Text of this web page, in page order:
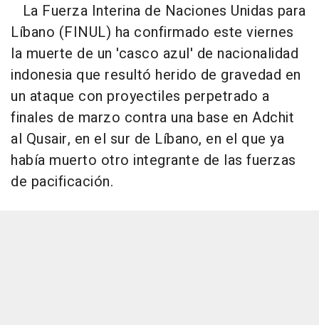
La Fuerza Interina de Naciones Unidas para
Líbano (FINUL) ha confirmado este viernes
la muerte de un 'casco azul' de nacionalidad
indonesia que resultó herido de gravedad en
un ataque con proyectiles perpetrado a
finales de marzo contra una base en Adchit
al Qusair, en el sur de Líbano, en el que ya
había muerto otro integrante de las fuerzas
de pacificación.